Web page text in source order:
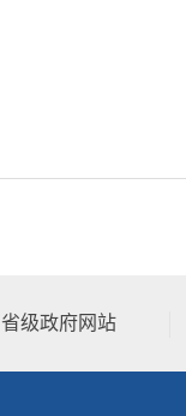
省级政府网站